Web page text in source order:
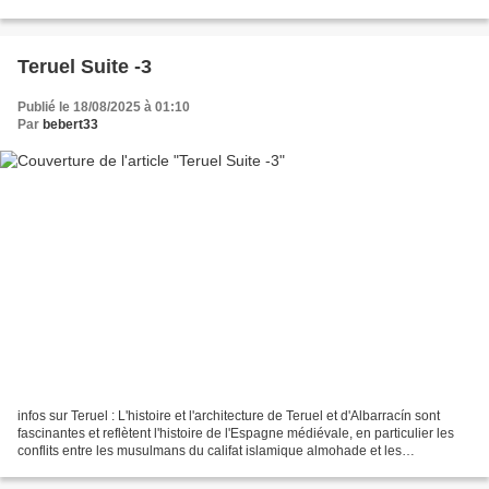
Teruel Suite -3
Publié le 18/08/2025 à 01:10
Par bebert33
infos sur Teruel : L'histoire et l'architecture de Teruel et d'Albarracín sont
fascinantes et reflètent l'histoire de l'Espagne médiévale, en particulier les
conflits entre les musulmans du califat islamique almohade et les